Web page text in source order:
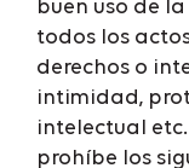
buen uso de
todos los
derechos o
intimidad,
intelectual etc.
prohíbe los